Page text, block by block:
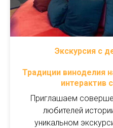
Экскурсия с
Традиции виноделия
интерактив
Приглашаем
любителей
уникальном